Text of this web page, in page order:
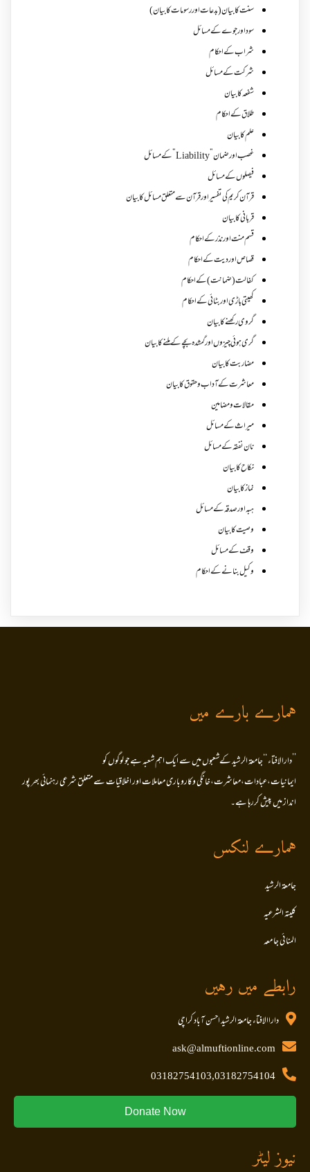
سنت کا بیان (بدعات اور رسومات کا بیان)
سود اور جوے کے مسائل
شراب کے احکام
شرکت کے مسائل
شفعہ کا بیان
طلاق کے احکام
علم کا بیان
غصب اورضمان”Liability” کے مسائل
فیصلوں کے مسائل
قرآن کریم کی تفسیر اور قرآن سے متعلق مسائل کا بیان
قربانی کا بیان
قسم منت اور نذر کے احکام
قصاص اور دیت کے احکام
کفالت (ضمانت) کے احکام
کھیتی باڑی اور بٹائی کے احکام
گروی رکھنے کا بیان
گری ہوئی چیزوں اورگمشدہ بچے کے ملنے کا بیان
مضاربت کا بیان
معاشرت کے آداب و حقوق کا بیان
مقالات ومضامین
میراث کے مسائل
نان نفقہ کے مسائل
نکاح کا بیان
نماز کا بیان
ہبہ اور صدقہ کے مسائل
وصیت کا بیان
وقف کے مسائل
وکیل بنانے کے احکام
ہمارے بارے میں
’’دارالافتاء ‘‘جامعۃ الرشید کےشعبوں میں سے ایک اہم شعبہ ہے جو لوگوں کو
ایمانیات،عبادات،معاشرت،خانگی وکاروباری معاملات اور اخلاقیات سے متعلق شرعی رہنمائی بھر پور
انداز میں پیش کررہا ہے۔
ہمارے لنکس
جامعۃ الرشید
کلیتہ الشرعیہ
المنا ئی جا معہ
رابطے میں رہیں
داراالافتاء جامعۃ الرشید احسن آباد کراچی
ask@almuftionline.com
03182754103,03182754104
Donate Now
نیوز لیٹر